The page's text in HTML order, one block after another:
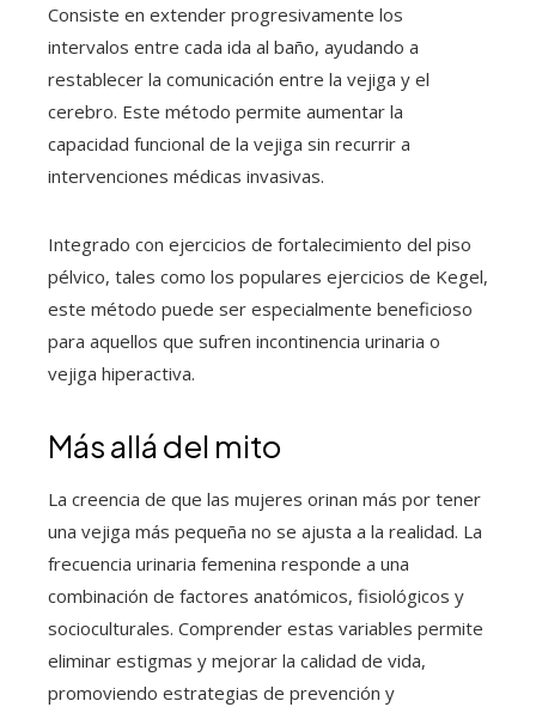
Consiste en extender progresivamente los
intervalos entre cada ida al baño, ayudando a
restablecer la comunicación entre la vejiga y el
cerebro. Este método permite aumentar la
capacidad funcional de la vejiga sin recurrir a
intervenciones médicas invasivas.
Integrado con ejercicios de fortalecimiento del piso
pélvico, tales como los populares ejercicios de Kegel,
este método puede ser especialmente beneficioso
para aquellos que sufren incontinencia urinaria o
vejiga hiperactiva.
Más allá del mito
La creencia de que las mujeres orinan más por tener
una vejiga más pequeña no se ajusta a la realidad. La
frecuencia urinaria femenina responde a una
combinación de factores anatómicos, fisiológicos y
socioculturales. Comprender estas variables permite
eliminar estigmas y mejorar la calidad de vida,
promoviendo estrategias de prevención y